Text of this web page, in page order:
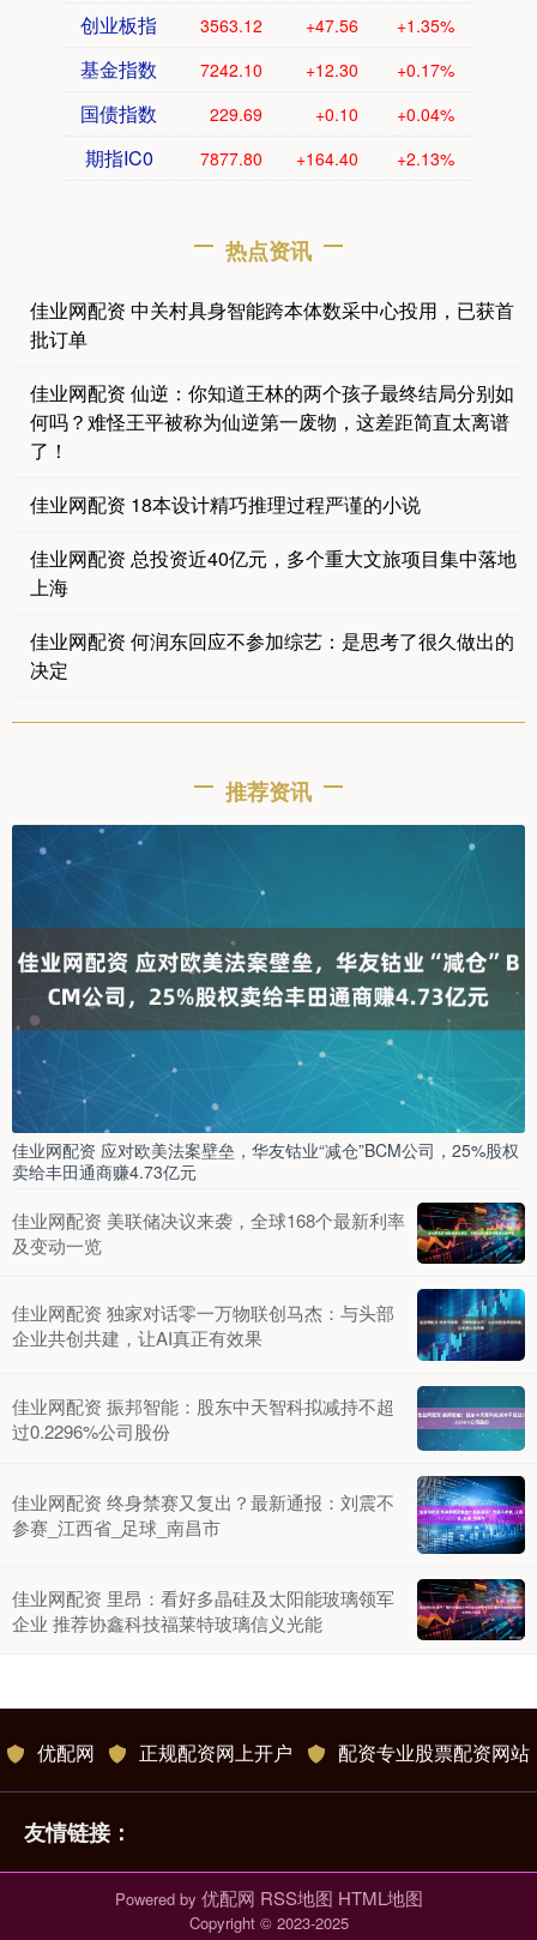
创业板指 3563.12 +47.56 +1.35%
基金指数 7242.10 +12.30 +0.17%
国债指数 229.69 +0.10 +0.04%
期指IC0 7877.80 +164.40 +2.13%
热点资讯
佳业网配资 中关村具身智能跨本体数采中心投用，已获首
批订单
佳业网配资 仙逆：你知道王林的两个孩子最终结局分别如
何吗？难怪王平被称为仙逆第一废物，这差距简直太离谱
了！
佳业网配资 18本设计精巧推理过程严谨的小说
佳业网配资 总投资近40亿元，多个重大文旅项目集中落地
上海
佳业网配资 何润东回应不参加综艺：是思考了很久做出的
决定
推荐资讯
佳业网配资 应对欧美法案壁垒，华友钴业“减仓”BCM公司，25%股权
卖给丰田通商赚4.73亿元
佳业网配资 美联储决议来袭，全球168个最新利率
及变动一览
佳业网配资 独家对话零一万物联创马杰：与头部
企业共创共建，让AI真正有效果
佳业网配资 振邦智能：股东中天智科拟减持不超
过0.2296%公司股份
佳业网配资 终身禁赛又复出？最新通报：刘震不
参赛_江西省_足球_南昌市
佳业网配资 里昂：看好多晶硅及太阳能玻璃领军
企业 推荐协鑫科技福莱特玻璃信义光能
优配网 正规配资网上开户 配资专业股票配资网站
友情链接：
Powered by 优配网 RSS地图 HTML地图
Copyright © 2023-2025